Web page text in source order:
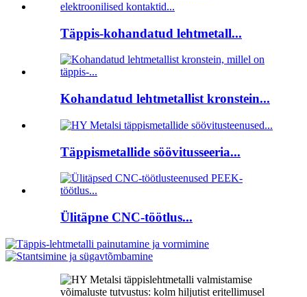
Täppis-kohandatud lehtmetall...
Kohandatud lehtmetallist kronstein...
Täppismetallide söövitusseeria...
Ülitäpne CNC-töötlus...